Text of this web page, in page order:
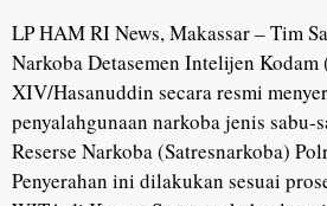
LP HAM RI News, Makassar – Tim
Narkoba Detasemen Intelijen
XIV/Hasanuddin secara resmi
penyalahgunaan narkoba jenis sabu-
Reserse Narkoba (Satresnarkoba)
Penyerahan ini dilakukan sesuai